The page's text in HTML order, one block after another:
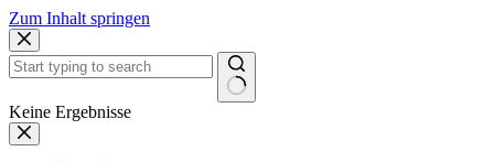
Zum Inhalt springen
Keine Ergebnisse